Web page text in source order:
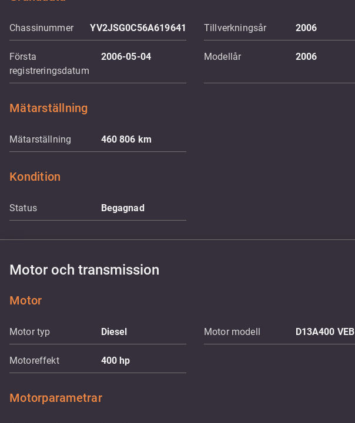
Chassinummer YV2JSG0C56A619641 Tillverkningsår 2006
Första
registreringsdatum
2006-05-04 Modellår 2006
Mätarställning
Mätarställning 460 806 km
Kondition
Status Begagnad
Motor och transmission
Motor
Motor typ Diesel Motor modell D13A400 VEB
Motoreffekt 400hp
Motorparametrar